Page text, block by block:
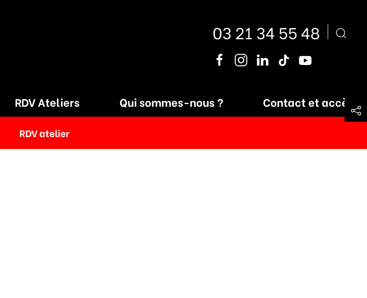
03 21 34 55 48
RDV Ateliers Qui sommes-nous ? Contact et accès
RDV atelier